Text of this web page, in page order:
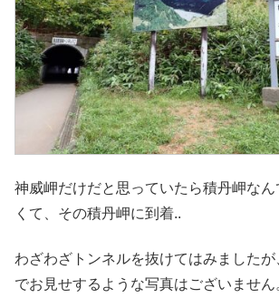
神威岬だけだと思っていたら積丹岬な
くて、その積丹岬に到着..
わざわざトンネルを抜けてはみました
でお見せするような写真はございません